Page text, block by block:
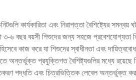
কার্যকারিতা এবং নিরাপত্তা বৈশিষ্ট্যের সমন্বয়
৩-৬ বছর বয়সী শিশুদের জন্য সহজে প্রবেশযোগ্যতা
কাজ করে যা শিশুদের স্বাধীনতা এবং দায়িত্ববোধ
অন্তর্ভুক্ত প্রযুক্তিগত বৈশিষ্ট্যগুলির মধ্যে রয়েছে
পদ্ধতি এবং চিত্রভিত্তিক লেবেল অন্তর্ভুক্ত